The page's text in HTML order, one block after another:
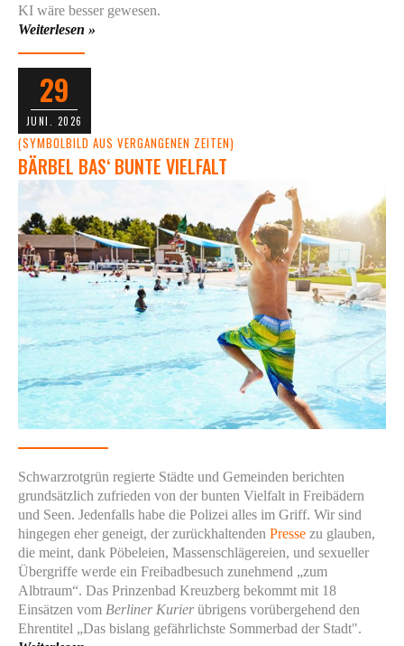
KI wäre besser gewesen.
Weiterlesen »
29
JUNI. 2026
(SYMBOLBILD AUS VERGANGENEN ZEITEN)
BÄRBEL BAS‘ BUNTE VIELFALT
Schwarzrotgrün regierte Städte und Gemeinden berichten
grundsätzlich zufrieden von der bunten Vielfalt in Freibädern
und Seen. Jedenfalls habe die Polizei alles im Griff. Wir sind
hingegen eher geneigt, der zurückhaltenden Presse zu glauben,
die meint, dank Pöbeleien, Massenschlägereien, und sexueller
Übergriffe werde ein Freibadbesuch zunehmend „zum
Albtraum“. Das Prinzenbad Kreuzberg bekommt mit 18
Einsätzen vom Berliner Kurierübrigens vorübergehend den
Ehrentitel „Das bislang gefährlichste Sommerbad der Stadt".